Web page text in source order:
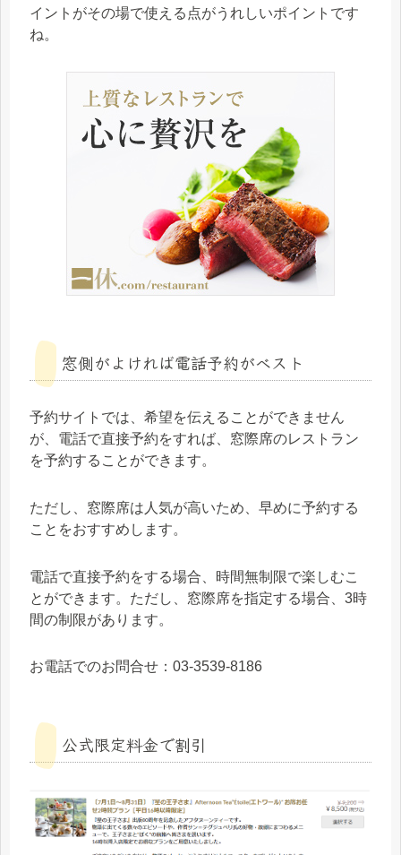
イントがその場で使える点がうれしいポイントです
ね。
窓側がよければ電話予約がベスト
予約サイトでは、希望を伝えることができません
が、電話で直接予約をすれば、窓際席のレストラン
を予約することができます。
ただし、窓際席は人気が高いため、早めに予約する
ことをおすすめします。
電話で直接予約をする場合、時間無制限で楽しむこ
とができます。ただし、窓際席を指定する場合、3時
間の制限があります。
お電話でのお問合せ：03-3539-8186
公式限定料金で割引